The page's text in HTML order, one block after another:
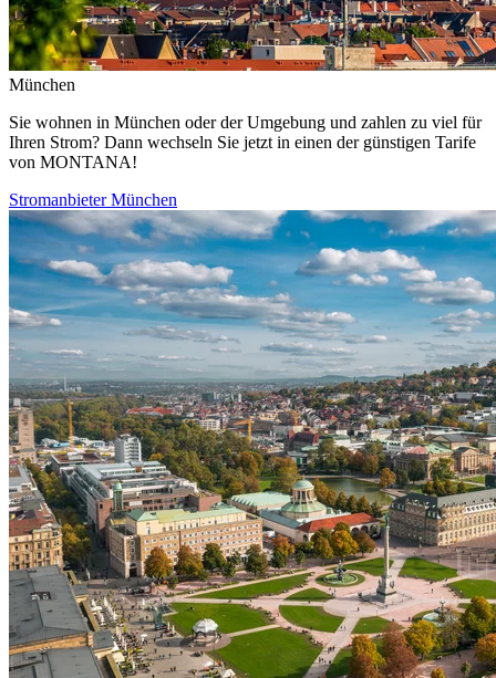
München
Sie wohnen in München oder der Umgebung und zahlen zu viel für
Ihren Strom? Dann wechseln Sie jetzt in einen der günstigen Tarife
von MONTANA!
Stromanbieter München